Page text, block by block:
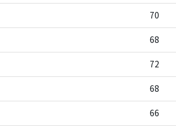
70
68
72
68
66